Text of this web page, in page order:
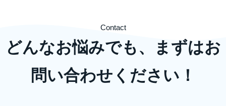
どんなお悩みでも、まずはお
問い合わせください！
Contact